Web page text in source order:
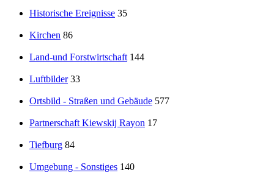
Historische Ereignisse 35
Kirchen 86
Land-und Forstwirtschaft 144
Luftbilder 33
Ortsbild - Straßen und Gebäude 577
Partnerschaft Kiewskij Rayon 17
Tiefburg 84
Umgebung - Sonstiges 140